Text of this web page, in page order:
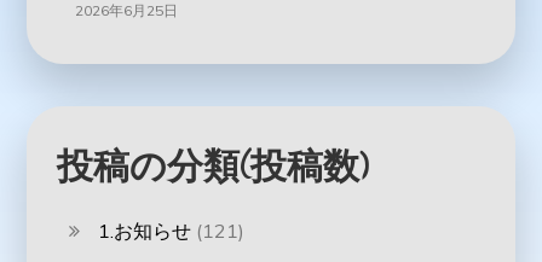
2026年6月25日
投稿の分類(投稿数)
1.お知らせ (121)